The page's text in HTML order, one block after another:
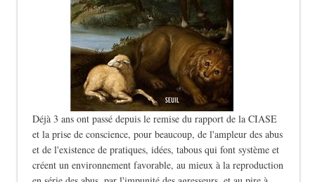
Déjà 3 ans ont passé depuis le remise du rapport de la CIASE
et la prise de conscience, pour beaucoup, de l'ampleur des abus
et de l'existence de pratiques, idées, tabous qui font système et
créent un environnement favorable, au mieux à la reproduction